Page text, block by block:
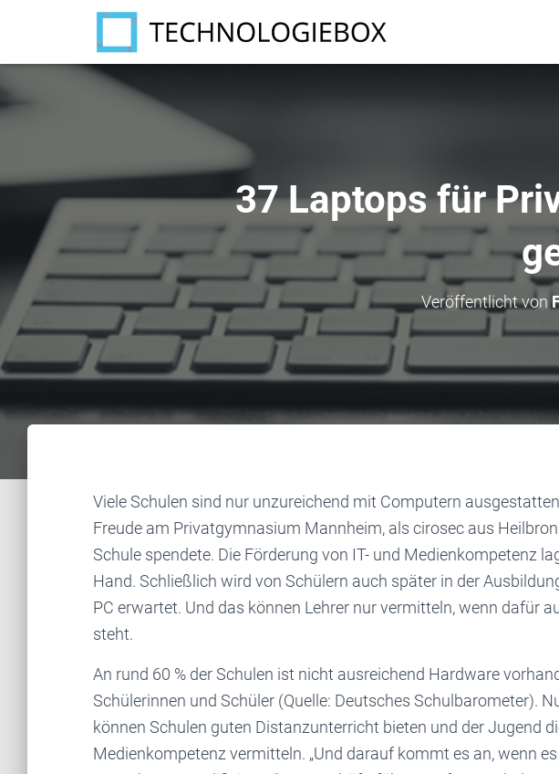
37 Laptops für
Veröffentlicht von
Viele Schulen sind nur unzureichend mit Computern
Freude am Privatgymnasium Mannheim, als cirosec aus
Schule spendete. Die Förderung von IT- und Medienkompetenz
Hand. Schließlich wird von Schülern auch später in der
PC erwartet. Und das können Lehrer nur vermitteln, wenn dafür
steht.
An rund 60 % der Schulen ist nicht ausreichend Hardware
Schülerinnen und Schüler (Quelle: Deutsches Schulbarometer).
können Schulen guten Distanzunterricht bieten und der Jugend
Medienkompetenz vermitteln. „Und darauf kommt es an, wenn